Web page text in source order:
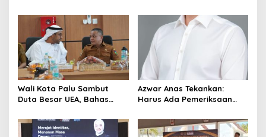
Sektor Jadi Prioritas
Wali Kota Palu Sambut
Duta Besar UEA, Bahas
Palu
Azwar Anas Tekankan:
Harus Ada Pemeriksaan
Pelanggaran AMDAL di
Lokasi CPM